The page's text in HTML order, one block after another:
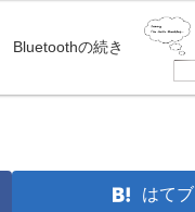
Bluetoothの続き
はてブ